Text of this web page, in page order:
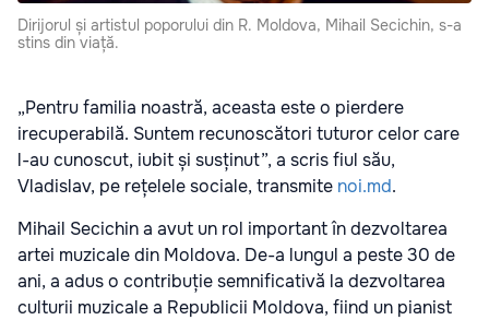
Dirijorul și artistul poporului din R. Moldova, Mihail Secichin, s-a
stins din viață.
„Pentru familia noastră, aceasta este o pierdere
irecuperabilă. Suntem recunoscători tuturor celor care
l-au cunoscut, iubit și susținut”, a scris fiul său,
Vladislav, pe rețelele sociale, transmite noi.md.
Mihail Secichin a avut un rol important în dezvoltarea
artei muzicale din Moldova. De-a lungul a peste 30 de
ani, a adus o contribuție semnificativă la dezvoltarea
culturii muzicale a Republicii Moldova, fiind un pianist